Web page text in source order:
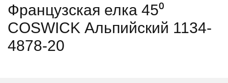
Французская елка 45⁰
COSWICK Альпийский 1134-
4878-20